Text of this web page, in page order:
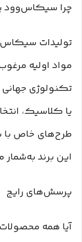
چرا
تولیدات
مواد اولیه
تکنولوژی
یا کلاسیک،
طرح‌های خاص با
این برند به‌شمار
پرسش‌های رایج
آیا همه